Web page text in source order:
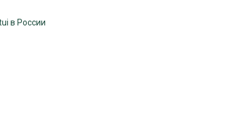
в России